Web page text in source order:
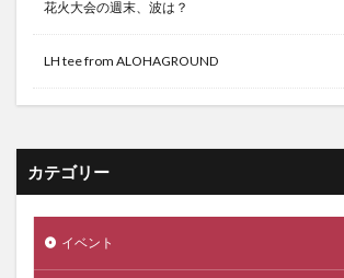
花火大会の週末、波は？
LH tee from ALOHAGROUND
カテゴリー
イベント